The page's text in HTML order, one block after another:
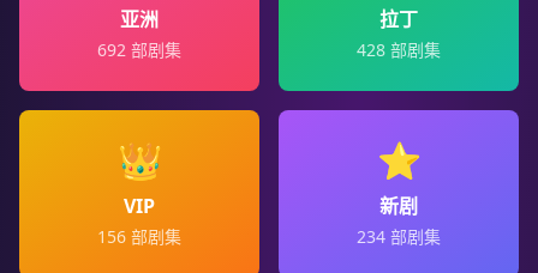
亚洲
692 部剧集
拉丁
428 部剧集
👑
VIP
156 部剧集
⭐
新剧
234 部剧集